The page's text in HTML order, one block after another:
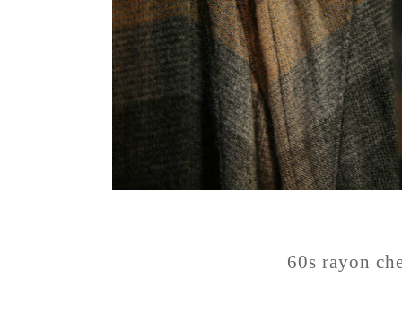
60s rayon